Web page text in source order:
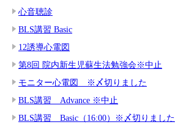
心音聴診
BLS講習 Basic
12誘導心電図
第8回 院内新生児蘇生法勉強会※中止
モニター心電図 ※〆切りました
BLS講習 Advance ※中止
BLS講習 Basic（16:00）※〆切りました